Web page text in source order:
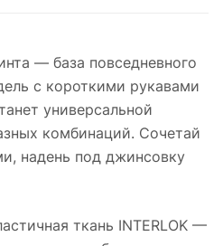
— база повседневного
с короткими рукавами
универсальной
комбинаций. Сочетай
надень под джинсовку
ткань INTERLOK —